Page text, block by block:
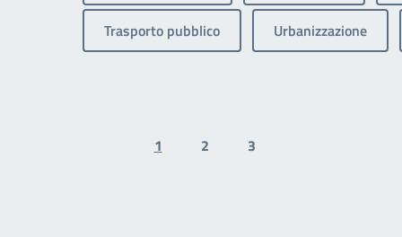
Trasporto pubblico Urbanizzazione
Previous page
1 2 3